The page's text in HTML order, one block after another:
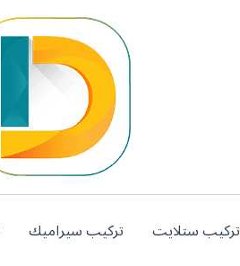
تركيب ستلايت تركيب سيراميك